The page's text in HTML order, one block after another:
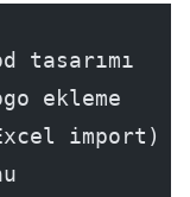
tasarımı
ekleme
import)